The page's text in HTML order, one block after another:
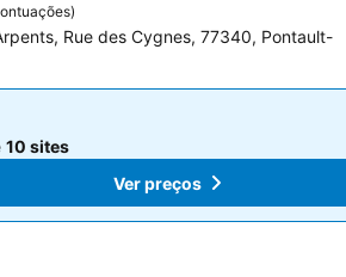
)
Rue des Cygnes, 77340, Pontault-
10 sites
10 sites
Ver preços